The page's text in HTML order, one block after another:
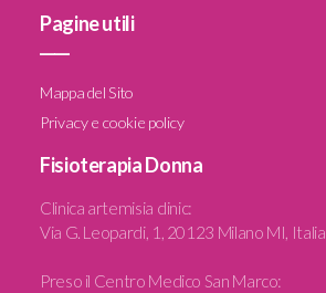
Pagine utili
Mappa del Sito
Privacy e cookie policy
Fisioterapia Donna
Clinica artemisia clinic:
Via G. Leopardi, 1, 20123 Milano MI, Italia
Preso il Centro Medico San Marco: